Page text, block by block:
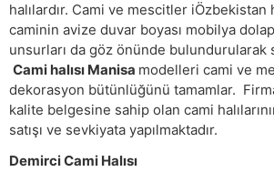
halılardır. Cami ve mescitler iÖzbekistan
caminin avize duvar boyası mobilya
unsurları da göz önünde bulundurularak
Cami halısı Manisa modelleri cami ve
dekorasyon bütünlüğünü tamamlar.
kalite belgesine sahip olan cami
satışı ve sevkiyata yapılmaktadır.
Demirci Cami Halısı